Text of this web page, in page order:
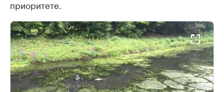
приоритете.